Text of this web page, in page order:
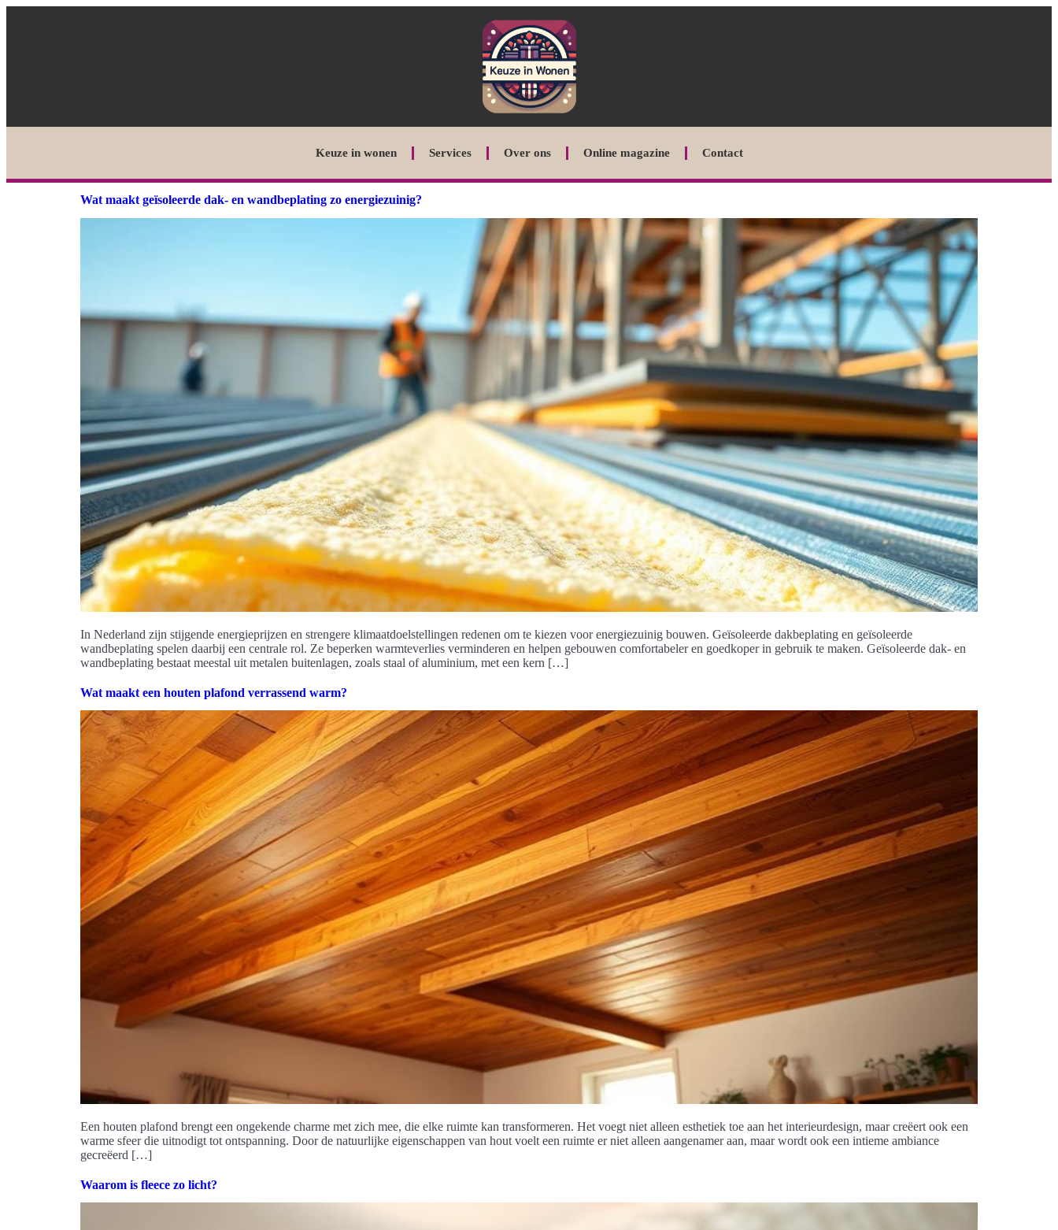
Keuze in wonen Services Over ons Online magazine Contact
Wat maakt geïsoleerde dak- en wandbeplating zo energiezuinig?
In Nederland zijn stijgende energieprijzen en strengere klimaatdoelstellingen redenen om te kiezen voor energiezuinig bouwen. Geïsoleerde dakbeplating en geïsoleerde
wandbeplating spelen daarbij een centrale rol. Ze beperken warmteverlies verminderen en helpen gebouwen comfortabeler en goedkoper in gebruik te maken. Geïsoleerde dak- en
wandbeplating bestaat meestal uit metalen buitenlagen, zoals staal of aluminium, met een kern […]
Wat maakt een houten plafond verrassend warm?
Een houten plafond brengt een ongekende charme met zich mee, die elke ruimte kan transformeren. Het voegt niet alleen esthetiek toe aan het interieurdesign, maar creëert ook een
warme sfeer die uitnodigt tot ontspanning. Door de natuurlijke eigenschappen van hout voelt een ruimte er niet alleen aangenamer aan, maar wordt ook een intieme ambiance
gecreëerd […]
Waarom is fleece zo licht?